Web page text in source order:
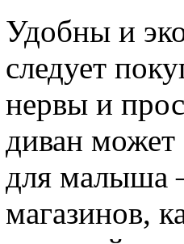
Удобны и
следует
нервы и
диван может
для малыша
магазинов,